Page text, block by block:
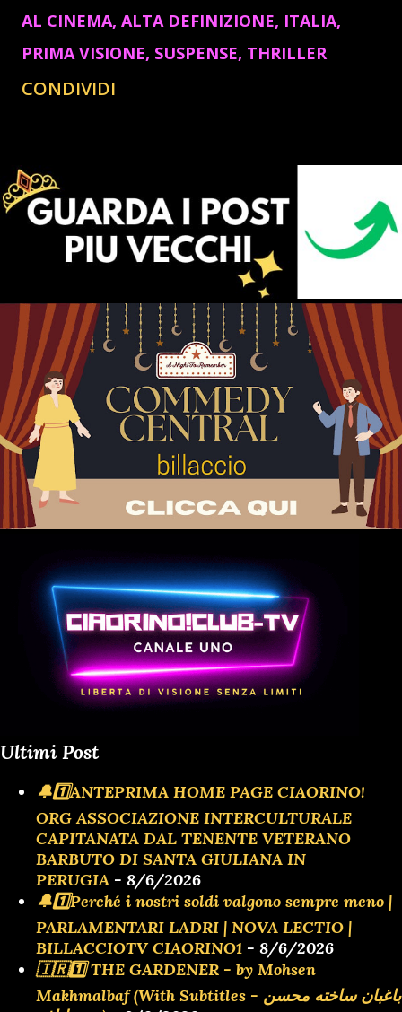
AL CINEMA ALTA DEFINIZIONE ITALIA
PRIMA VISIONE SUSPENSE THRILLER
CONDIVIDI
Ultimi Post
🔔1️⃣ANTEPRIMA HOME PAGE CIAORINO!
ORG ASSOCIAZIONE INTERCULTURALE
CAPITANATA DAL TENENTE VETERANO
BARBUTO DI SANTA GIULIANA IN
PERUGIA - 8/6/2026
🔔1️⃣Perché i nostri soldi valgono sempre meno |
PARLAMENTARI LADRI | NOVA LECTIO |
BILLACCIOTV CIAORINO1 - 8/6/2026
🇮🇷1️⃣ THE GARDENER - by Mohsen
Makhmalbaf (With Subtitles - باغبان ساخته محسن